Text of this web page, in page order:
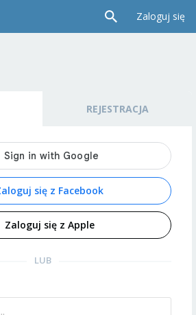
Zaloguj się
REJESTRACJA
się z Facebook
Zaloguj się z Apple
LUB